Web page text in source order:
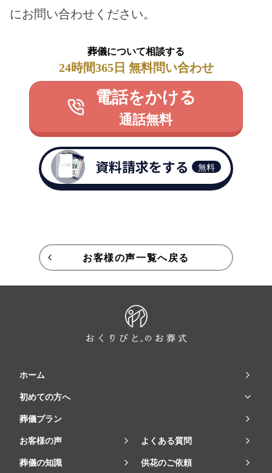
にお問い合わせください。
葬儀について相談する
24時間365日 無料問い合わせ
電話をかける
通話無料
資料請求をする 無料
お客様の声一覧へ戻る
ホーム
初めての方へ
葬儀プラン
お客様の声 よくある質問
葬儀の知識 供花のご依頼